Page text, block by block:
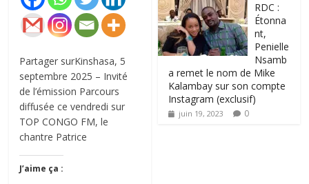
Partager surKinshasa, 5
septembre 2025 – Invité
de l’émission Parcours
diffusée ce vendredi sur
TOP CONGO FM, le
chantre Patrice
J’aime ça :
RDC :
Étonna
nt,
Penielle
Nsamb
a remet le nom de Mike
Kalambay sur son compte
Instagram (exclusif)
juin 19, 2023 0